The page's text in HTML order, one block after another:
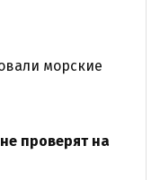
морские
проверят на